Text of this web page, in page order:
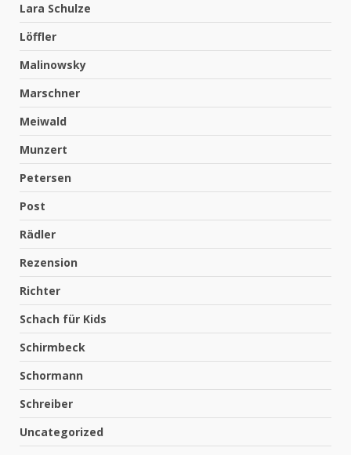
Lara Schulze
Löffler
Malinowsky
Marschner
Meiwald
Munzert
Petersen
Post
Rädler
Rezension
Richter
Schach für Kids
Schirmbeck
Schormann
Schreiber
Uncategorized